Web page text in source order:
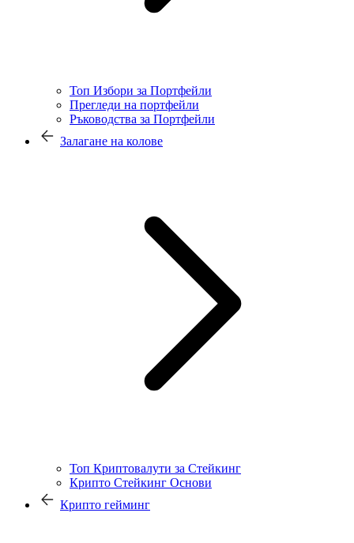
Топ Избори за Портфейли
Прегледи на портфейли
Ръководства за Портфейли
Залагане на колове
Топ Криптовалути за Стейкинг
Крипто Стейкинг Основи
Крипто гейминг